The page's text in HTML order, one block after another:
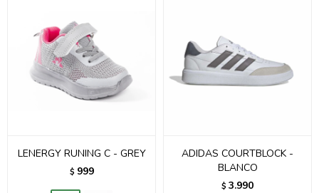
LENERGY RUNING C - GREY
$ 999
ADIDAS COURTBLOCK -
BLANCO
$ 3.990